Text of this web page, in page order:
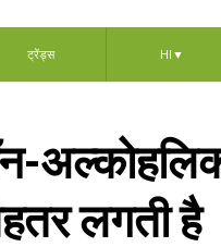
ट्रेंड्स HI ▼
लगती है